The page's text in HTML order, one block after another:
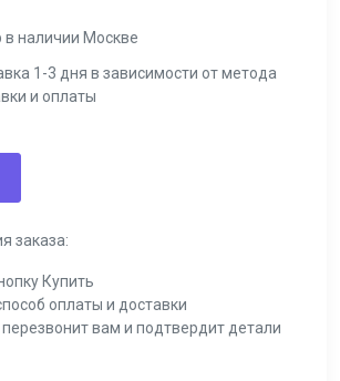
в наличии Москве
1-3 дня в зависимости от метода
и оплаты
заказа:
Купить
оплаты и доставки
вам и подтвердит детали